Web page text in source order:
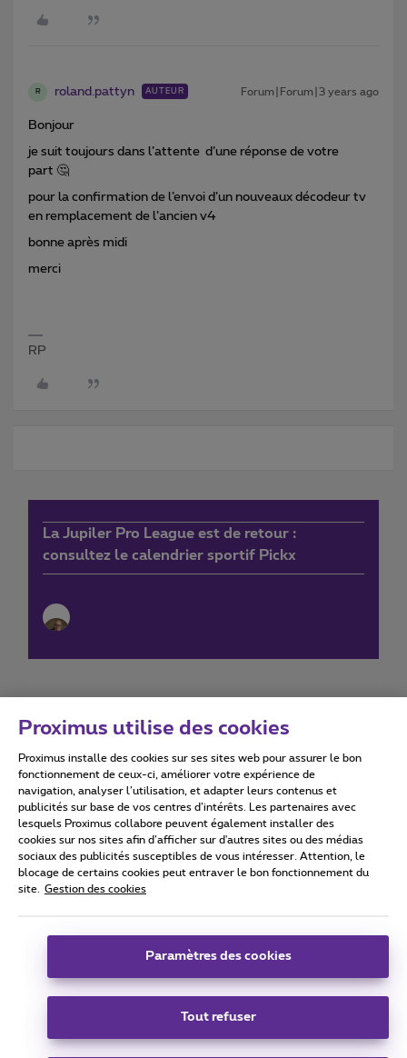
R roland.pattyn AUTEUR Forum|Forum|3 years ago
Bonjour
je suit toujours dans l’attente d’une réponse de votre
part 🤔
pour la confirmation de l’envoi d’un nouveaux décodeur tv
en remplacement de l’ancien v4
bonne après midi
merci
RP
La Jupiler Pro League est de retour :
consultez le calendrier sportif Pickx
Conditions d'utilisation Accessibility statement
Tous droits réservés. © 2026
Conditions générales, info consommateur
Coordonnées de l’entreprise
Boulevard du Roi Albert II 27 - B-1030 Bruxelles.
Proximus utilise des cookies
Proximus installe des cookies sur ses sites web pour assurer le bon
fonctionnement de ceux-ci, améliorer votre expérience de
navigation, analyser l’utilisation, et adapter leurs contenus et
publicités sur base de vos centres d’intérêts. Les partenaires avec
lesquels Proximus collabore peuvent également installer des
cookies sur nos sites afin d’afficher sur d'autres sites ou des médias
sociaux des publicités susceptibles de vous intéresser. Attention, le
blocage de certains cookies peut entraver le bon fonctionnement du
site.
Gestion des cookies
Paramètres des cookies
Tout refuser